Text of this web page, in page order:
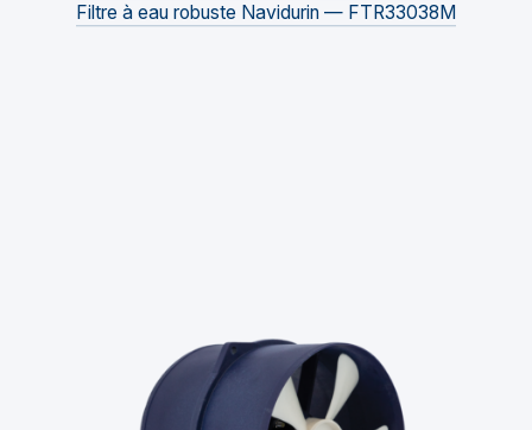
Filtre à eau robuste Navidurin — FTR33038M